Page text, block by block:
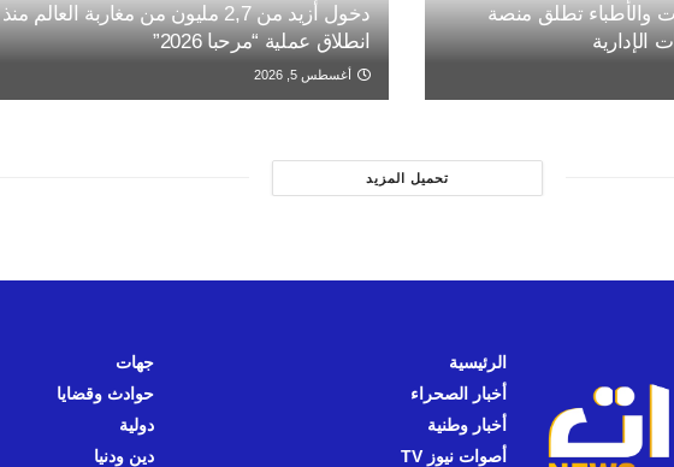
والأطباء تطلق منصة
الإدارية
دخول أزيد من 2,7 مليون من مغاربة العالم منذ
انطلاق عملية “مرحبا 2026”
أغسطس 5, 2026
تحميل المزيد
الرئيسية
أخبار الصحراء
أخبار وطنية
أصوات نيوز TV
جهات
حوادث وقضايا
دولية
دين ودنيا